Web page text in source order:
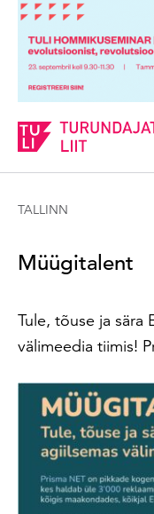
Sisesta
Müügitalent
TALLINN
Tule, tõuse ja sära
välimeedia tiimis!